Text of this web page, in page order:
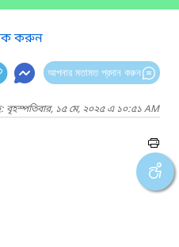
করুন
আপনার মতামত প্রদান করুন
বৃহস্পতিবার, ১৫ মে, ২০২৫ এ ১০:৫১ AM